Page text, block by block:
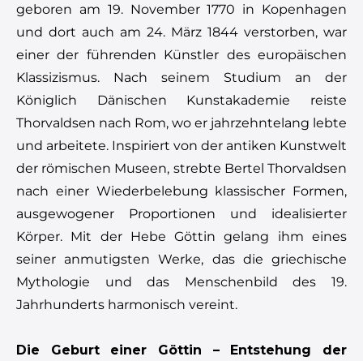
geboren am 19. November 1770 in Kopenhagen
und dort auch am 24. März 1844 verstorben, war
einer der führenden Künstler des europäischen
Klassizismus. Nach seinem Studium an der
Königlich Dänischen Kunstakademie reiste
Thorvaldsen nach Rom, wo er jahrzehntelang lebte
und arbeitete. Inspiriert von der antiken Kunstwelt
der römischen Museen, strebte Bertel Thorvaldsen
nach einer Wiederbelebung klassischer Formen,
ausgewogener Proportionen und idealisierter
Körper. Mit der Hebe Göttin gelang ihm eines
seiner anmutigsten Werke, das die griechische
Mythologie und das Menschenbild des 19.
Jahrhunderts harmonisch vereint.
Die Geburt einer Göttin – Entstehung der